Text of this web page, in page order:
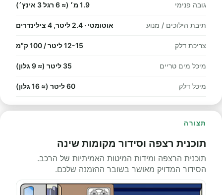
גובה פנימי 1.9 מ׳ (≈ 6 רגל 3 אינץ׳)
תיבת הילוכים / מנוע אוטומטי · 2.4 ליטר, 4 צילינדרים
צריכת דלק 12-15 ליטר / 100 ק"מ
מיכל מים טריים 35 ליטר (≈ 9 גלון)
מיכל דלק 60 ליטר (≈ 16 גלון)
תצורה
תוכנית רצפה וסידור מקומות שינה
תוכנית הרצפה ומידות המיטות האמיתיות של הרכב.
הסידור המדויק מאושר בשובר ההזמנה שלכם.